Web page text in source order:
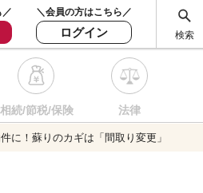
／ ＼会員の方はこちら／
ログイン 検索
相続/節税/保険 法律
に！蘇りのカギは「間取り変更」